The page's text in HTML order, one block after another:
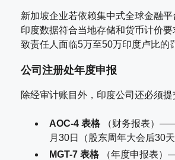
新加坡企业若依赖集中式全球金融
印度数据符合当地存储和货币计价
致责任人面临5万至50万印度卢比的
公司注册处年度申报
除经审计账目外，印度公司还必须提
AOC-4 表格 （财务报表）
月30日（股东周年大会后30天
MGT-7 表格 （年度申报表